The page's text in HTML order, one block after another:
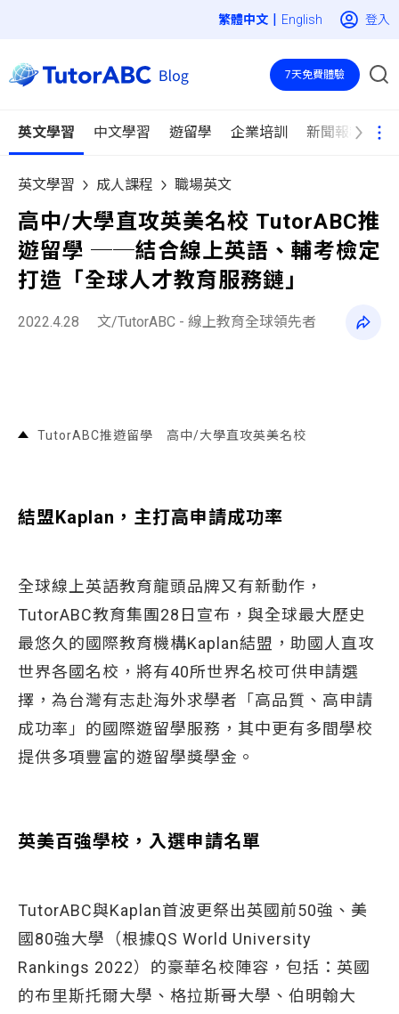
| English 登入
英文學習 中文學習 遊留學 企業培訓 新聞報導
7天免費體驗
英文學習 成人課程 職場英文
高中/大學直攻英美名校 TutorABC推
遊留學 ──結合線上英語、輔考檢定
打造「全球人才教育服務鏈」
2022.4.28 文/TutorABC - 線上教育全球領先者
TutorABC推遊留學 高中/大學直攻英美名校
結盟Kaplan，主打高申請成功率
全球線上英語教育龍頭品牌又有新動作，
TutorABC教育集團28日宣布，與全球最大歷史
最悠久的國際教育機構Kaplan結盟，助國人直攻
世界各國名校，將有40所世界名校可供申請選
擇，為台灣有志赴海外求學者「高品質、高申請
成功率」的國際遊留學服務，其中更有多間學校
提供多項豐富的遊留學獎學金。
英美百強學校，入選申請名單
TutorABC與Kaplan首波更祭出英國前50強、美
國80強大學（根據QS World University
Rankings 2022）的豪華名校陣容，包括：英國
的布里斯托爾大學、格拉斯哥大學、伯明翰大